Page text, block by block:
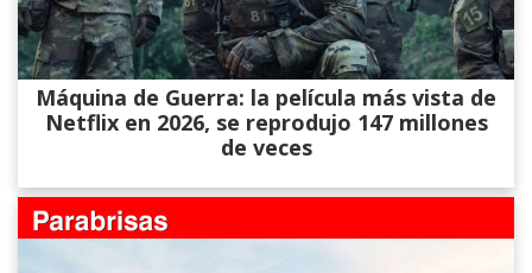
Máquina de Guerra: la película más vista de
Netflix en 2026, se reprodujo 147 millones
de veces